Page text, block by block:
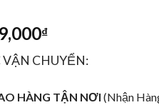
₫
CHUYỂN:
HÀNG TẬN NƠI (Nhận